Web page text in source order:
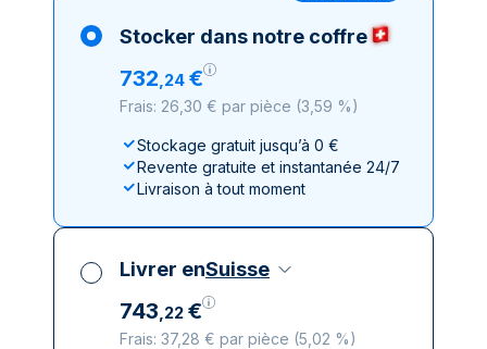
Stocker dans notre coffre
732,24 €
Frais: 26,30 € par pièce (3,59 %)
Stockage gratuit jusqu’à 0 €
Revente gratuite et instantanée 24/7
Livraison à tout moment
Livrer enSuisse
743,22 €
Frais: 37,28 € par pièce (5,02 %)